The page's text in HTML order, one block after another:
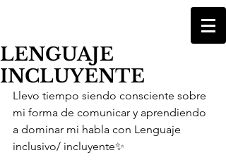
LENGUAJE
INCLUYENTE
Llevo tiempo siendo consciente sobre
mi forma de comunicar y aprendiendo
a dominar mi habla con Lenguaje
inclusivo/ incluyente✨